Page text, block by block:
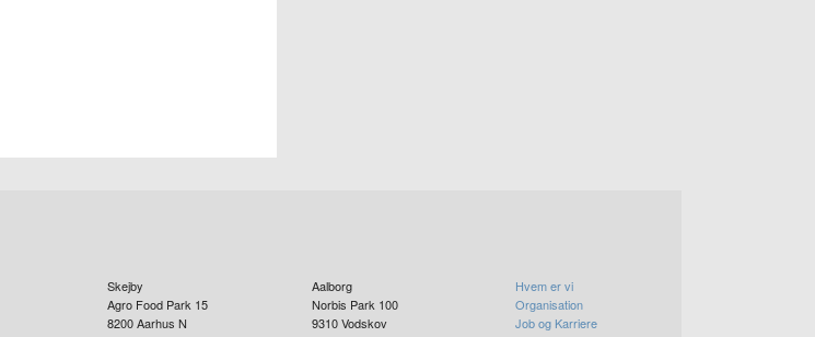
Skejby
Agro Food Park 15
8200Aarhus N
Aalborg
Norbis Park 100
9310 Vodskov
Hvem er vi
Organisation
Job og Karriere